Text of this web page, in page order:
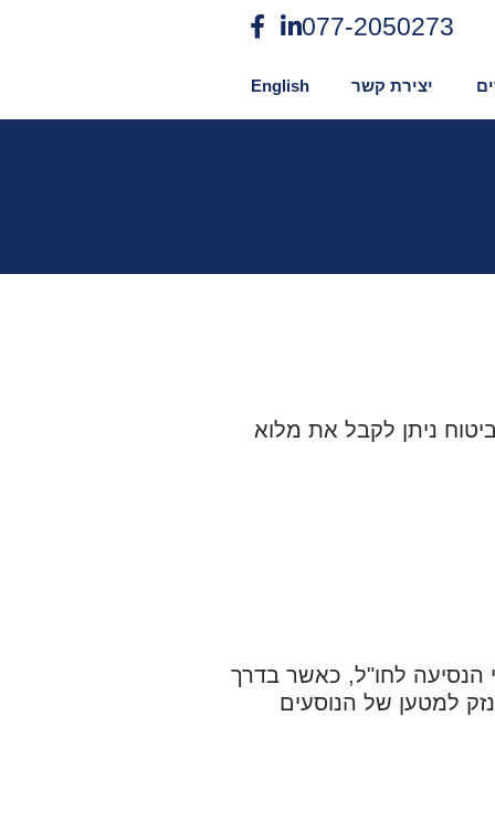
077-2050273
יצירת קשר English
ניתן לקבל את מלוא
הנסיעה לחו"ל, כאשר בדרך
למטען של הנוסעים